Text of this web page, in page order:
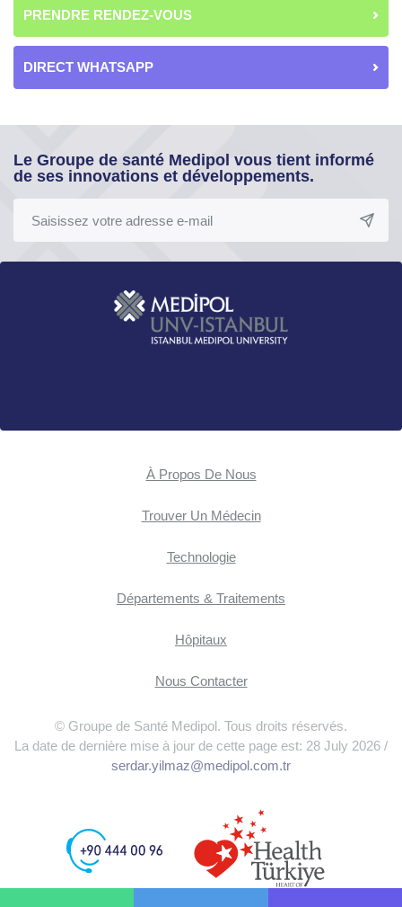
PRENDRE RENDEZ-VOUS
DIRECT WHATSAPP
Le Groupe de santé Medipol vous tient informé
de ses innovations et développements.
À Propos De Nous
Trouver Un Médecin
Technologie
Départements & Traitements
Hôpitaux
Nous Contacter
© Groupe de Santé Medipol. Tous droits réservés.
La date de dernière mise à jour de cette page est: 28 July 2026 /
serdar.yilmaz@medipol.com.tr